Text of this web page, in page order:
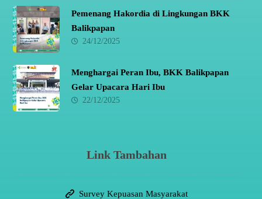
Pemenang Hakordia di Lingkungan BKK
Balikpapan
24/12/2025
Menghargai Peran Ibu, BKK Balikpapan
Gelar Upacara Hari Ibu
22/12/2025
Link Tambahan
Survey Kepuasan Masyarakat